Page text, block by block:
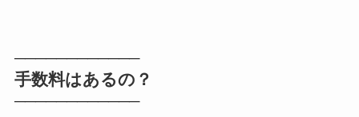
────────────
手数料はあるの？
────────────